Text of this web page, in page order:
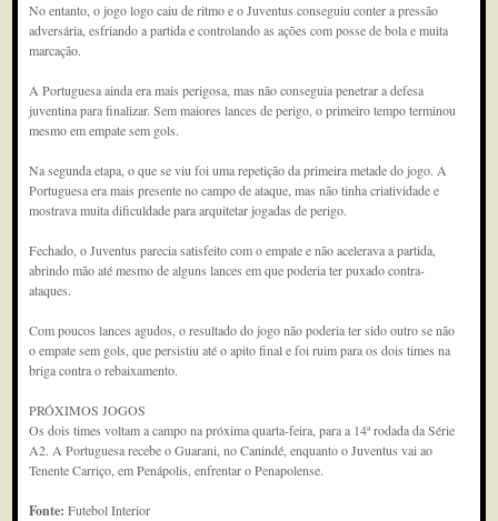
No entanto, o jogo logo caiu de ritmo e o Juventus conseguiu conter a pressão
adversária, esfriando a partida e controlando as ações com posse de bola e muita
marcação.
A Portuguesa ainda era mais perigosa, mas não conseguia penetrar a defesa
juventina para finalizar. Sem maiores lances de perigo, o primeiro tempo terminou
mesmo em empate sem gols.
Na segunda etapa, o que se viu foi uma repetição da primeira metade do jogo. A
Portuguesa era mais presente no campo de ataque, mas não tinha criatividade e
mostrava muita dificuldade para arquitetar jogadas de perigo.
Fechado, o Juventus parecia satisfeito com o empate e não acelerava a partida,
abrindo mão até mesmo de alguns lances em que poderia ter puxado contra-
ataques.
Com poucos lances agudos, o resultado do jogo não poderia ter sido outro se não
o empate sem gols, que persistiu até o apito final e foi ruim para os dois times na
briga contra o rebaixamento.
PRÓXIMOS JOGOS
Os dois times voltam a campo na próxima quarta-feira, para a 14ª rodada da Série
A2. A Portuguesa recebe o Guarani, no Canindé, enquanto o Juventus vai ao
Tenente Carriço, em Penápolis, enfrentar o Penapolense.
Fonte:Futebol Interior